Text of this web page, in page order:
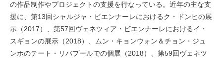
の作品制作やプロジェクトの支援を行なっている。近年の主な支
援に、第13回シャルジャ・ビエンナーレにおけるク・ドンヒの展
示（2017）、第57回ヴェネツィア・ビエンナーレにおけるイ・
スギョンの展示（2018）、ムン・キョンウォン＆チョン・ジュ
ンホのテート・リバプールでの個展（2018）、第59回ヴェネツ